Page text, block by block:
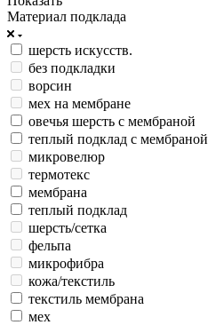
Материал подклада
шерсть искусств.
без подкладки
ворсин
мех на мембране
овечья шерсть с мембраной
теплый подклад с мембраной
микровелюр
термотекс
мембрана
теплый подклад
шерсть/сетка
фельпа
микрофибра
кожа/текстиль
текстиль мембрана
мех